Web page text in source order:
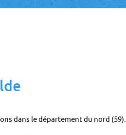
dans le département du nord (59).